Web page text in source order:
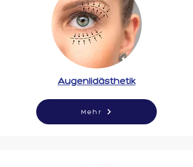
Augenlidästhetik
Mehr